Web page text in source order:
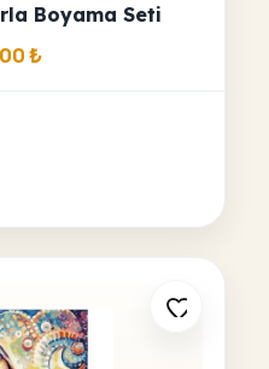
Boyama Seti
₺